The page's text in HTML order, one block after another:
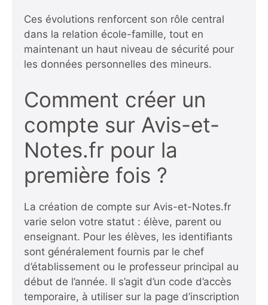
Ces évolutions renforcent son rôle central
dans la relation école-famille, tout en
maintenant un haut niveau de sécurité pour
les données personnelles des mineurs.
Comment créer un
compte sur Avis-et-
Notes.fr pour la
première fois ?
La création de compte sur Avis-et-Notes.fr
varie selon votre statut : élève, parent ou
enseignant. Pour les élèves, les identifiants
sont généralement fournis par le chef
d’établissement ou le professeur principal au
début de l’année. Il s’agit d’un code d’accès
temporaire, à utiliser sur la page d’inscription